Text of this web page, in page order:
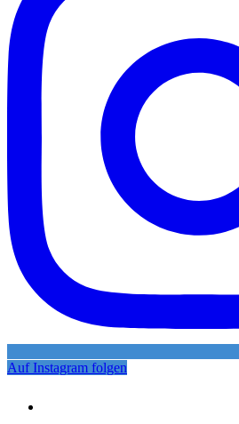
Auf Instagram folgen